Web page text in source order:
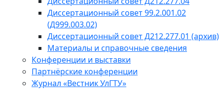
Диссертационный совет 99.2.001.02
(Д999.003.02)
Диссертационный совет Д212.277.01 (архив)
Материалы и справочные сведения
Конференции и выставки
Партнёрские конференции
Журнал «Вестник УлГТУ»